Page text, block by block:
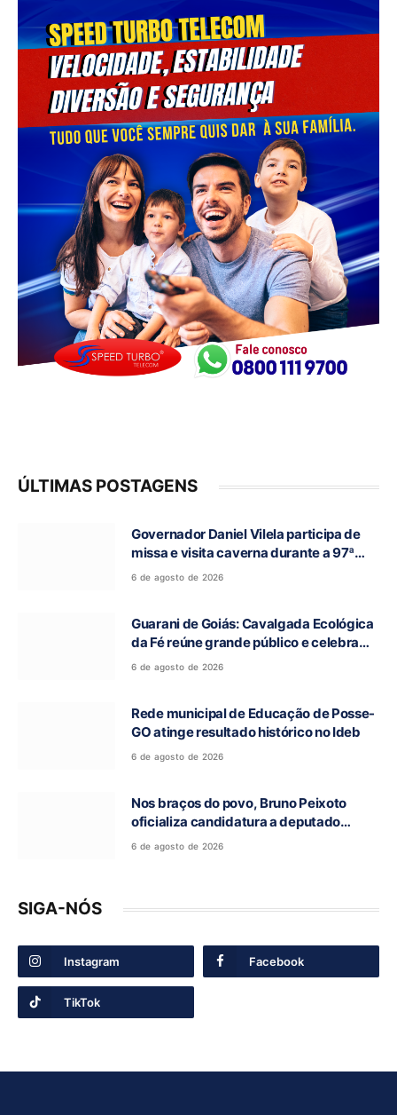
ÚLTIMAS POSTAGENS
Governador Daniel Vilela participa de
missa e visita caverna durante a 97ª
Romaria do Bom Jesus da Lapa de Terra
6 de agosto de 2026
Guarani de Goiás: Cavalgada Ecológica
da Fé reúne grande público e celebra
tradição religiosa
6 de agosto de 2026
Rede municipal de Educação de Posse-
GO atinge resultado histórico no Ideb
6 de agosto de 2026
Nos braços do povo, Bruno Peixoto
oficializa candidatura a deputado
federal em convenção do União Brasil
6 de agosto de 2026
SIGA-NÓS
Instagram Facebook
TikTok